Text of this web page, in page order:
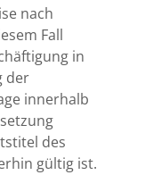
nach
Fall
in
der
innerhalb
des
gültig ist.